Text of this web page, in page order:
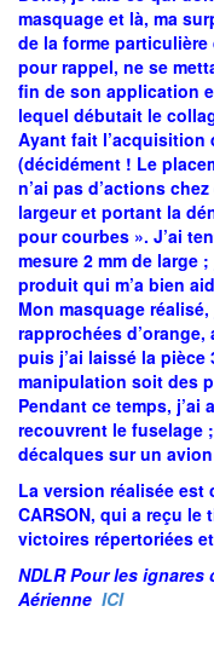
masquage et là, ma
de la forme
pour rappel, ne se
fin de son application
lequel débutait le
Ayant fait l’acquisition
(décidément ! Le
n’ai pas d’actions
largeur et portant la
pour courbes ». J’ai
mesure 2 mm de large
produit qui m’a bien
Mon masquage
rapprochées
puis j’ai laissé la
manipulation soit des
Pendant ce temps,
recouvrent le fuselage
décalques sur un
La version réalisée est
CARSON, qui a reçu le
victoires répertoriées
NDLR Pour les
Aérienne ICI